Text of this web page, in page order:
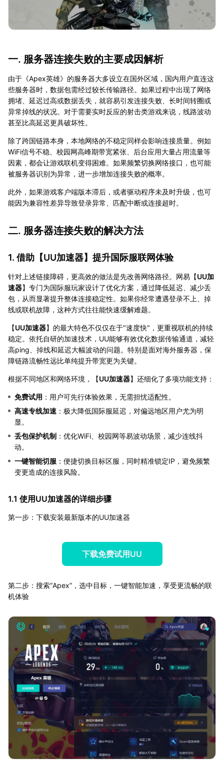
一. 服务器连接失败的主要成因解析
由于《Apex英雄》的服务器大多设立在国外区域，国内用户直连这
些服务器时，数据包需经过较长传输路径。如果过程中出现了网络
拥堵、延迟过高或数据丢失，就容易引发连接失败、长时间转圈或
异常掉线的状况。对于需要实时反应的射击类游戏来说，线路波动
甚至比高延迟更具破坏性。
除了跨国链路本身，本地网络的不稳定同样会影响连接质量。例如
WiFi信号不稳、校园网高峰期带宽紧张、后台应用大量占用流量等
因素，都会让游戏联机变得困难。如果频繁切换网络接口，也可能
被服务器识别为异常，进一步增加连接失败的概率。
此外，如果游戏客户端版本滞后，或者驱动程序未及时升级，也可
能因为兼容性差异导致登录异常、匹配中断或连接超时。
二. 服务器连接失败的解决方法
1. 借助【UU加速器】提升国际服联网体验
针对上述链接障碍，更高效的做法是先改善网络路径。网易【UU加
速器】专门为国际服玩家设计了优化方案，通过降低延迟、减少丢
包，从而显著提升整体连接稳定性。如果你经常遭遇登录不上、掉
线或联机故障，这种方式往往能快速缓解难题。
【UU加速器】的最大特色不仅仅在于"速度快"，更重视联机的持续
稳定。依托自研的加速技术，UU能够有效优化数据传输通道，减轻
高ping、掉线和延迟大幅波动的问题。特别是面对海外服务器，保
障链路流畅性远比单纯提升带宽更为关键。
根据不同地区和网络环境，【UU加速器】还细化了多项功能支持：
免费试用 ：用户可先行体验效果，无需担忧适配性。
高速专线加速 ：极大降低国际服延迟，对偏远地区用户尤为明
显。
丢包保护机制 ：优化WiFi、校园网等易波动场景，减少连线抖
动。
一键智能切服 ：便捷切换目标区服，同时精准锁定IP，避免频繁
变更造成的连接风险。
1.1 使用UU加速器的详细步骤
第一步：下载安装最新版本的UU加速器
下载免费试用UU
第二步：搜索“Apex”，选中目标，一键智能加速，享受更流畅的联
机体验